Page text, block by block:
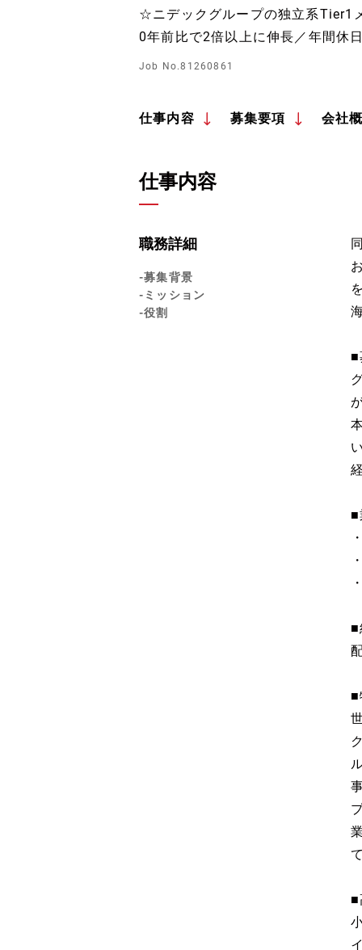
☆ニデックグループの独立系Tier1
0年前比で2倍以上に伸長／年間休
Job No.81260861
仕事内容 募集要項 会社
仕事内容
職務詳細
-募集背景
-ミッション
-役割
■
■
■
■
■